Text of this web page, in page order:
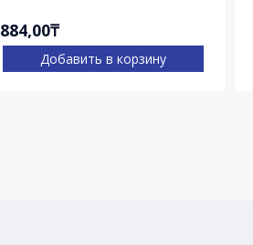
884,00₸
Добавить в корзину